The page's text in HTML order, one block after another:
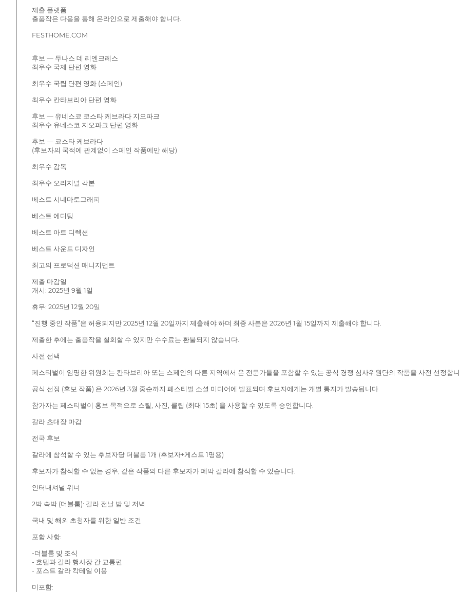
제출 플랫폼
출품작은 다음을 통해 온라인으로 제출해야 합니다.
FESTHOME.COM
후보 — 두나스 데 리엔크레스
최우수 국제 단편 영화
최우수 국립 단편 영화 (스페인)
최우수 칸타브리아 단편 영화
후보 — 유네스코 코스타 케브라다 지오파크
최우수 유네스코 지오파크 단편 영화
후보 — 코스타 케브라다
(후보자의 국적에 관계없이 스페인 작품에만 해당)
최우수 감독
최우수 오리지널 각본
베스트 시네마토그래피
베스트 에디팅
베스트 아트 디렉션
베스트 사운드 디자인
최고의 프로덕션 매니지먼트
제출 마감일
개시: 2025년 9월 1일
휴무: 2025년 12월 20일
“진행 중인 작품”은 허용되지만 2025년 12월 20일까지 제출해야 하며 최종 사본은 2026년 1월 15일까지 제출해야 합니다.
제출한 후에는 출품작을 철회할 수 있지만 수수료는 환불되지 않습니다.
사전 선택
페스티벌이 임명한 위원회는 칸타브리아 또는 스페인의 다른 지역에서 온 전문가들을 포함할 수 있는 공식 경쟁 심사위원단의 작품을 사전 선정합
공식 선정 (후보 작품) 은 2026년 3월 중순까지 페스티벌 소셜 미디어에 발표되며 후보자에게는 개별 통지가 발송됩니다.
참가자는 페스티벌이 홍보 목적으로 스틸, 사진, 클립 (최대 15초) 을 사용할 수 있도록 승인합니다.
갈라 초대장 마감
전국 후보
갈라에 참석할 수 있는 후보자당 더블룸 1개 (후보자+게스트 1명용)
후보자가 참석할 수 없는 경우, 같은 작품의 다른 후보자가 폐막 갈라에 참석할 수 있습니다.
인터내셔널 위너
2박 숙박 (더블룸): 갈라 전날 밤 및 저녁.
국내 및 해외 초청자를 위한 일반 조건
포함 사항:
-더블룸 및 조식
- 호텔과 갈라 행사장 간 교통편
- 포스트 갈라 칵테일 이용
미포함: